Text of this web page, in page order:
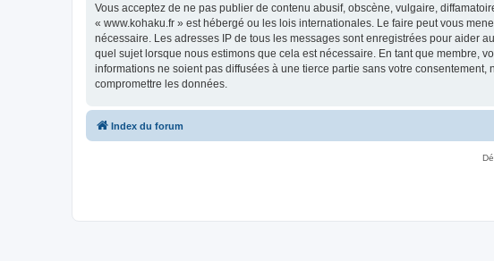
Vous acceptez de ne pas publier de contenu abusif, obscène, vulgaire,
« www.kohaku.fr » est hébergé ou les lois internationales. Le faire peut vous
nécessaire. Les adresses IP de tous les messages sont enregistrées pour aider
quel sujet lorsque nous estimons que cela est nécessaire. En tant que membre,
informations ne soient pas diffusées à une tierce partie sans votre
compromettre les données.
Index du forum